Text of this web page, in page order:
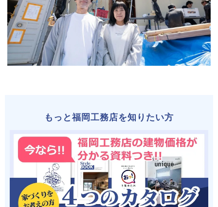
もっと福岡工務店を知りたい方